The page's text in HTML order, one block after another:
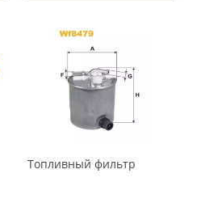
Топливный фильтр